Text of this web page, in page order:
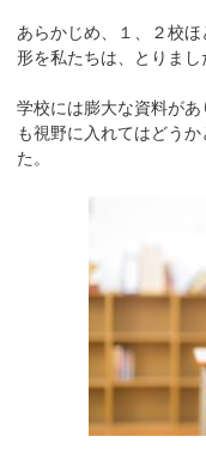
あらかじめ、１、２校
形を私たちは、とりまし
学校には膨大な資料が
も視野に入れてはどう
た。